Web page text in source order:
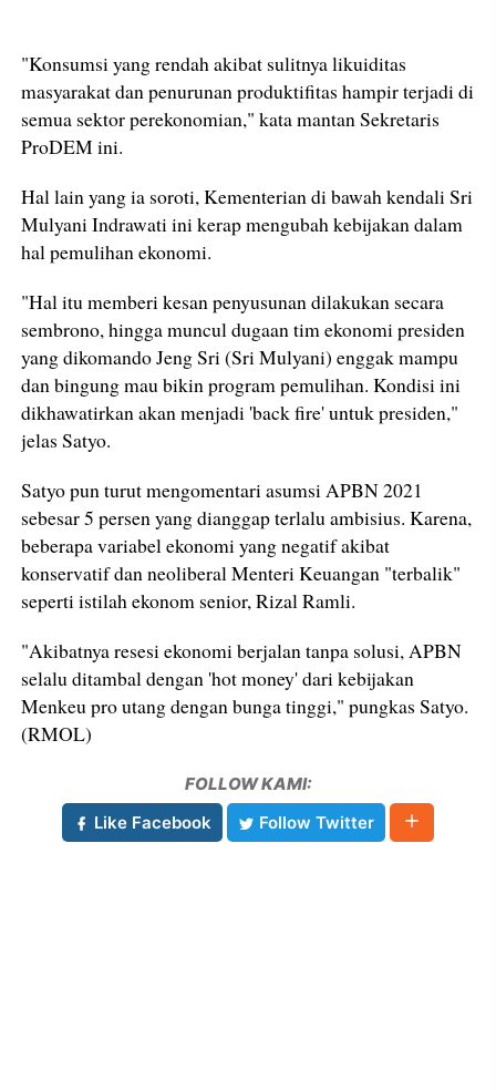
"Konsumsi yang rendah akibat sulitnya likuiditas
masyarakat dan penurunan produktifitas hampir terjadi di
semua sektor perekonomian," kata mantan Sekretaris
ProDEM ini.
Hal lain yang ia soroti, Kementerian di bawah kendali Sri
Mulyani Indrawati ini kerap mengubah kebijakan dalam
hal pemulihan ekonomi.
"Hal itu memberi kesan penyusunan dilakukan secara
sembrono, hingga muncul dugaan tim ekonomi presiden
yang dikomando Jeng Sri (Sri Mulyani) enggak mampu
dan bingung mau bikin program pemulihan. Kondisi ini
dikhawatirkan akan menjadi 'back fire' untuk presiden,"
jelas Satyo.
Satyo pun turut mengomentari asumsi APBN 2021
sebesar 5 persen yang dianggap terlalu ambisius. Karena,
beberapa variabel ekonomi yang negatif akibat
konservatif dan neoliberal Menteri Keuangan "terbalik"
seperti istilah ekonom senior, Rizal Ramli.
"Akibatnya resesi ekonomi berjalan tanpa solusi, APBN
selalu ditambal dengan 'hot money' dari kebijakan
Menkeu pro utang dengan bunga tinggi," pungkas Satyo.
(RMOL)
FOLLOW KAMI:
Like Facebook
Follow Twitter